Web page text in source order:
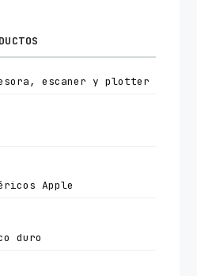
escaner y plotter
Apple
duro